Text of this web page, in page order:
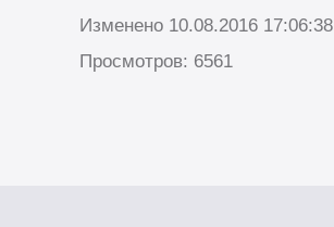
Изменено 10.08.2016 17:06:38
Просмотров: 6561